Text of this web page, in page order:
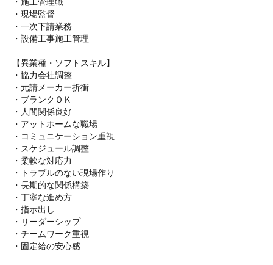
・現場監督
・一次下請業務
・設備工事施工管理
【異業種・ソフトスキル】
・協力会社調整
・元請メーカー折衝
・ブランクＯＫ
・人間関係良好
・アットホームな職場
・コミュニケーション重視
・スケジュール調整
・柔軟な対応力
・トラブルのない現場作り
・長期的な関係構築
・丁寧な進め方
・指示出し
・リーダーシップ
・チームワーク重視
・固定給の安心感